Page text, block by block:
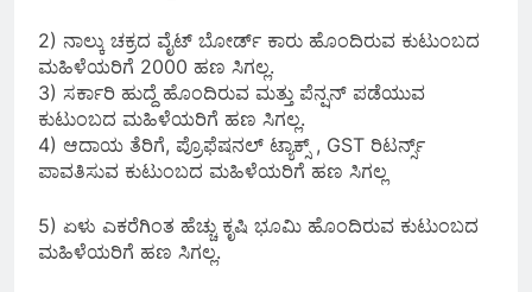
2) ನಾಲ್ಕು ಚಕ್ರದ ವೈಟ್ ಬೋರ್ಡ್ ಕಾರು ಹೊಂದಿರುವ ಕುಟುಂಬದ
ಮಹಿಳೆಯರಿಗೆ 2000 ಹಣ ಸಿಗಲ್ಲ.
3) ಸರ್ಕಾರಿ ಹುದ್ದೆ ಹೊಂದಿರುವ ಮತ್ತು ಪೆನ್ಷನ್ ಪಡೆಯುವ
ಕುಟುಂಬದ ಮಹಿಳೆಯರಿಗೆ ಹಣ ಸಿಗಲ್ಲ.
4) ಆದಾಯ ತೆರಿಗೆ, ಪ್ರೊಫೆಷನಲ್ ಟ್ಯಾಕ್ಸ್ , GST ರಿಟರ್ನ್ಸ್
ಪಾವತಿಸುವ ಕುಟುಂಬದ ಮಹಿಳೆಯರಿಗೆ ಹಣ ಸಿಗಲ್ಲ
5) ಏಳು ಎಕರೆಗಿಂತ ಹೆಚ್ಚು ಕೃಷಿ ಭೂಮಿ ಹೊಂದಿರುವ ಕುಟುಂಬದ
ಮಹಿಳೆಯರಿಗೆ ಹಣ ಸಿಗಲ್ಲ.